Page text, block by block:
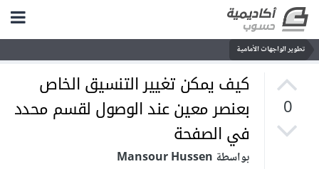
تطوير الواجهات الأمامية
0
كيف يمكن تغيير التنسيق الخاص
بعنصر معين عند الوصول لقسم محدد
في الصفحة
بواسطة Mansour Hussen